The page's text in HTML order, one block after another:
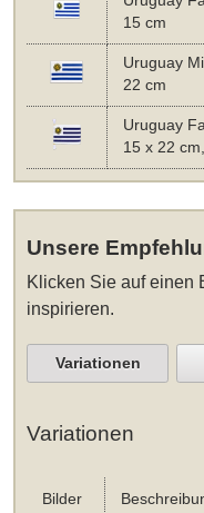
15 cm
Uruguay
22 cm
Uruguay
15 x 22
Unsere
Klicken Sie auf einen
inspirieren.
Variationen
Variationen
Bilder